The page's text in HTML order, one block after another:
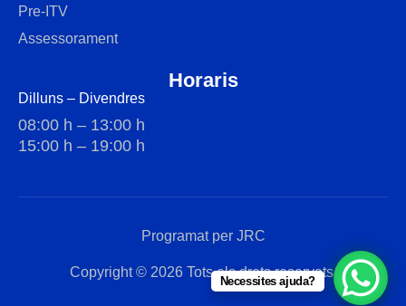
Pre-ITV
Assessorament
Horaris
Dilluns – Divendres
08:00 h – 13:00 h
15:00 h – 19:00 h
Programat per JRC
Copyright © 2026 Tots els drets reservats.
Necessites ajuda?